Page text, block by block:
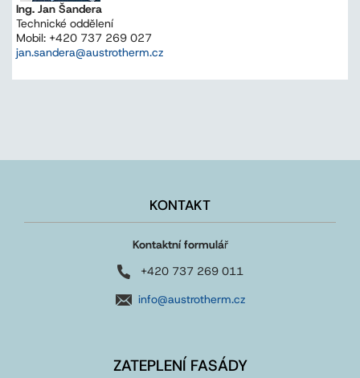
Ing. Jan Šandera
Technické oddělení
Mobil: +420 737 269 027
jan.sandera@austrotherm.cz
KONTAKT
Kontaktní formulář
+420 737 269 011
info@austrotherm.cz
ZATEPLENÍ FASÁDY